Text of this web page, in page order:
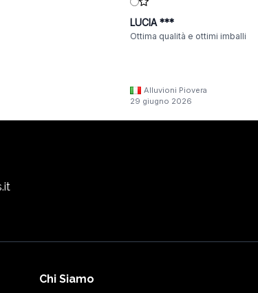
LUCIA ***
Ottima qualità e ottimi imballi
Alluvioni Piovera
29 giugno 2026
Chi Siamo